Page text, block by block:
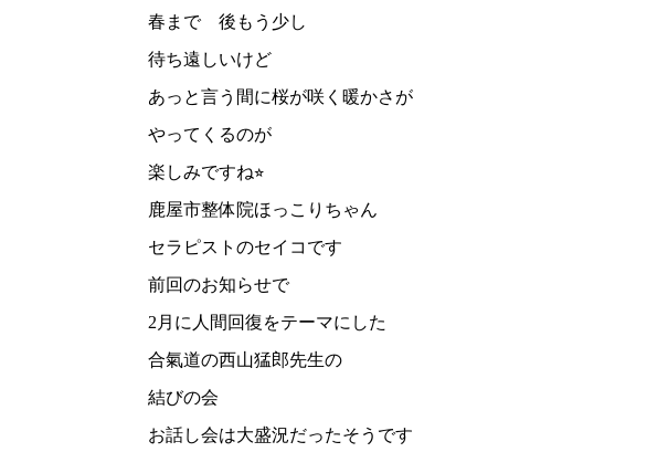
春まで 後もう少し
待ち遠しいけど
あっと言う間に桜が咲く暖かさが
やってくるのが
楽しみですね⭐︎
鹿屋市整体院ほっこりちゃん
セラピストのセイコです
前回のお知らせで
2月に人間回復をテーマにした
合氣道の西山猛郎先生の
結びの会
お話し会は大盛況だったそうです